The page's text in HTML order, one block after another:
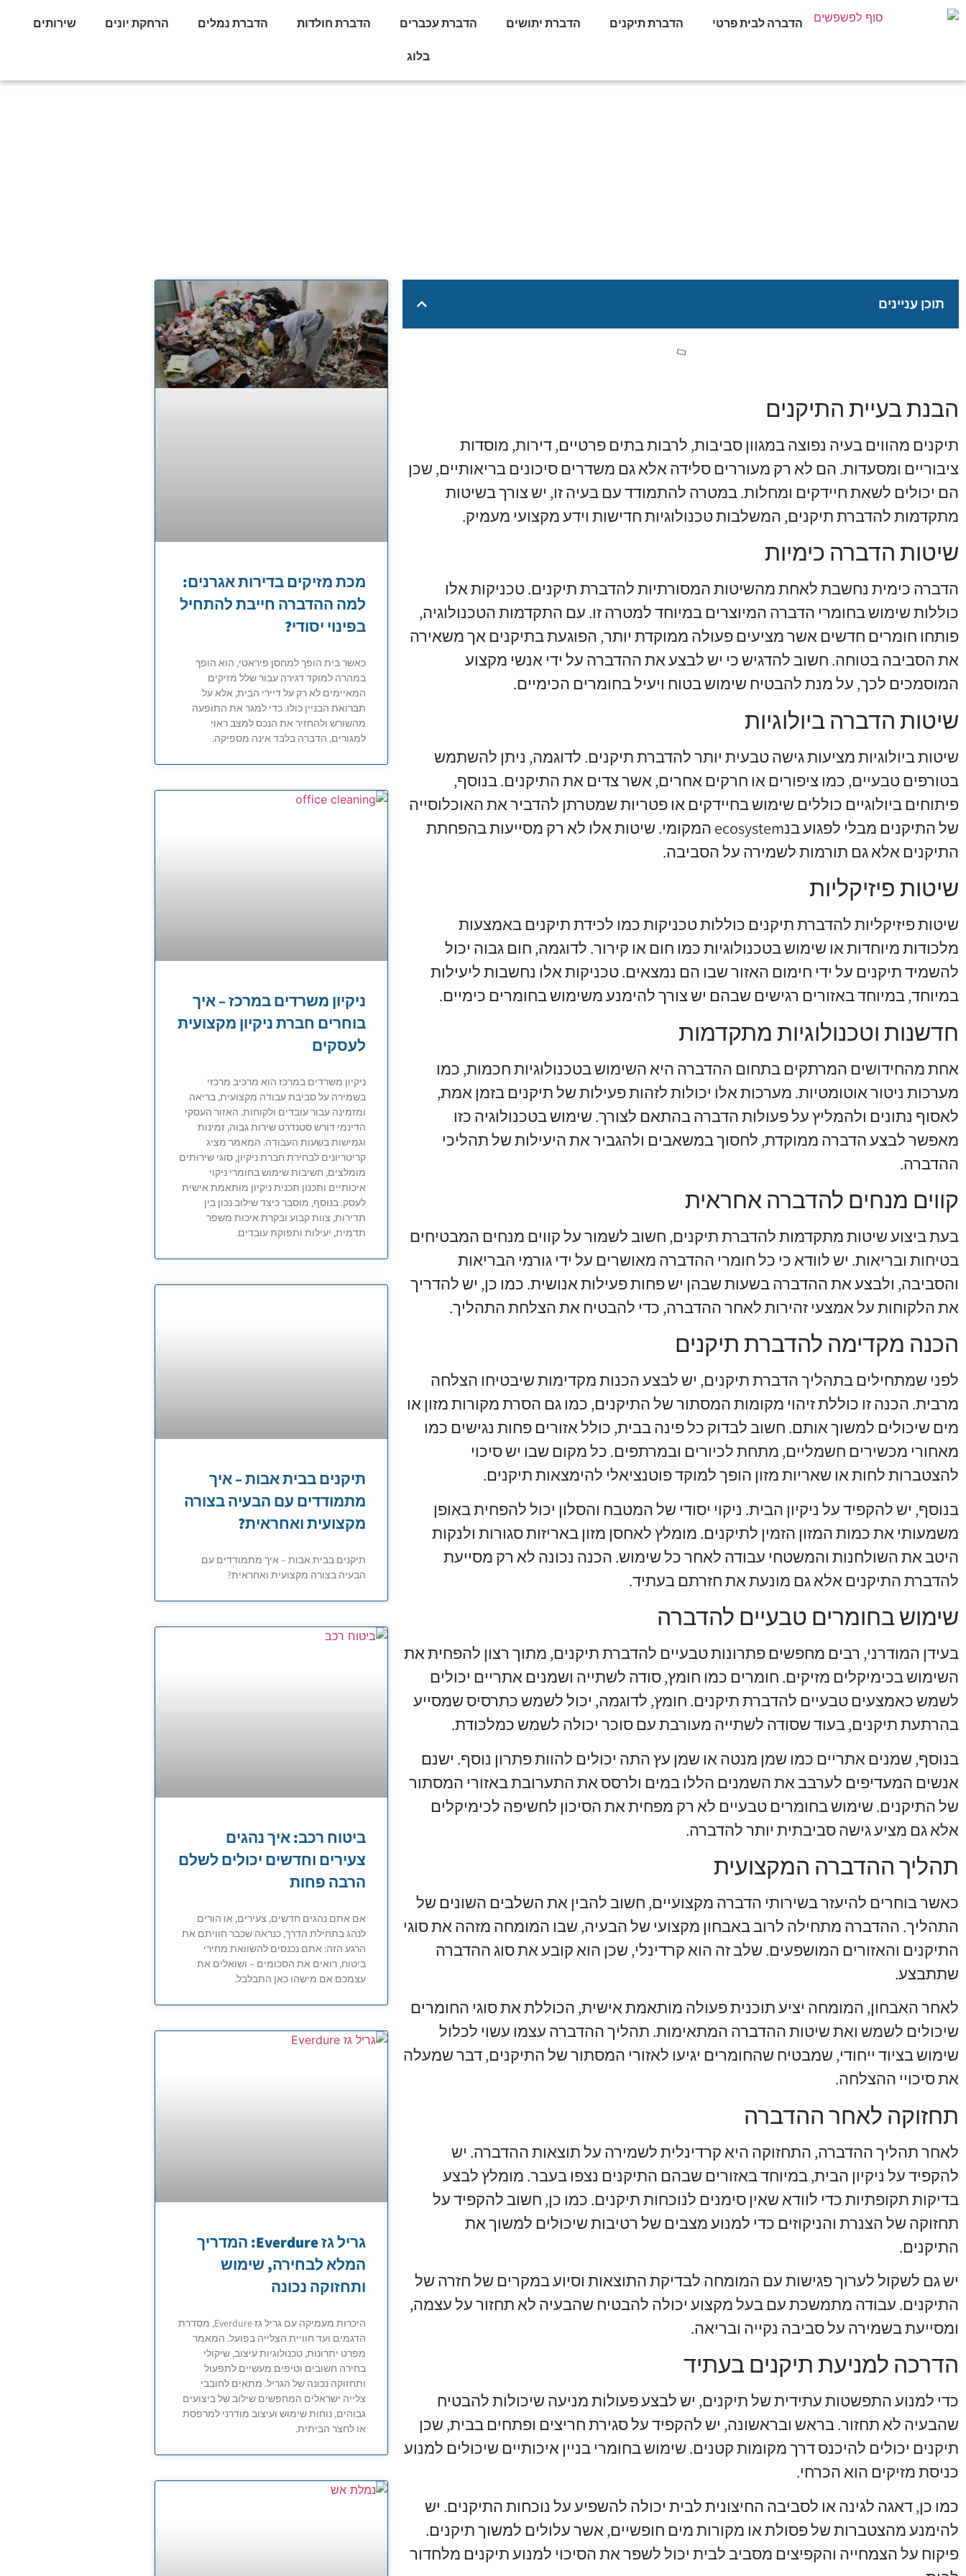
הדברה לבית פרטי הדברת תיקנים הדברת יתושים הדברת עכברים הדברת חולדות הדברת נמלים הרחקת יונים שירותים
בלוג
תוכן עניינים
הבנת בעיית התיקנים
תיקנים מהווים בעיה נפוצה במגוון סביבות, לרבות בתים פרטיים, דירות, מוסדות
ציבוריים ומסעדות. הם לא רק מעוררים סלידה אלא גם משדרים סיכונים בריאותיים, שכן
הם יכולים לשאת חיידקים ומחלות. במטרה להתמודד עם בעיה זו, יש צורך בשיטות
מתקדמות להדברת תיקנים, המשלבות טכנולוגיות חדישות וידע מקצועי מעמיק.
שיטות הדברה כימיות
הדברה כימית נחשבת לאחת מהשיטות המסורתיות להדברת תיקנים. טכניקות אלו
כוללות שימוש בחומרי הדברה המיוצרים במיוחד למטרה זו. עם התקדמות הטכנולוגיה,
פותחו חומרים חדשים אשר מציעים פעולה ממוקדת יותר, הפוגעת בתיקנים אך משאירה
את הסביבה בטוחה. חשוב להדגיש כי יש לבצע את ההדברה על ידי אנשי מקצוע
המוסמכים לכך, על מנת להבטיח שימוש בטוח ויעיל בחומרים הכימיים.
שיטות הדברה ביולוגיות
שיטות ביולוגיות מציעות גישה טבעית יותר להדברת תיקנים. לדוגמה, ניתן להשתמש
בטורפים טבעיים, כמו ציפורים או חרקים אחרים, אשר צדים את התיקנים. בנוסף,
פיתוחים ביולוגיים כוללים שימוש בחיידקים או פטריות שמטרתן להדביר את האוכלוסייה
של התיקנים מבלי לפגוע בנecosystem המקומי. שיטות אלו לא רק מסייעות בהפחתת
התיקנים אלא גם תורמות לשמירה על הסביבה.
שיטות פיזיקליות
שיטות פיזיקליות להדברת תיקנים כוללות טכניקות כמו לכידת תיקנים באמצעות
מלכודות מיוחדות או שימוש בטכנולוגיות כמו חום או קירור. לדוגמה, חום גבוה יכול
להשמיד תיקנים על ידי חימום האזור שבו הם נמצאים. טכניקות אלו נחשבות ליעילות
במיוחד, במיוחד באזורים רגישים שבהם יש צורך להימנע משימוש בחומרים כימיים.
חדשנות וטכנולוגיות מתקדמות
אחת מהחידושים המרתקים בתחום ההדברה היא השימוש בטכנולוגיות חכמות, כמו
מערכות ניטור אוטומטיות. מערכות אלו יכולות לזהות פעילות של תיקנים בזמן אמת,
לאסוף נתונים ולהמליץ על פעולות הדברה בהתאם לצורך. שימוש בטכנולוגיה כזו
מאפשר לבצע הדברה ממוקדת, לחסוך במשאבים ולהגביר את היעילות של תהליכי
ההדברה.
קווים מנחים להדברה אחראית
בעת ביצוע שיטות מתקדמות להדברת תיקנים, חשוב לשמור על קווים מנחים המבטיחים
בטיחות ובריאות. יש לוודא כי כל חומרי ההדברה מאושרים על ידי גורמי הבריאות
והסביבה, ולבצע את ההדברה בשעות שבהן יש פחות פעילות אנושית. כמו כן, יש להדריך
את הלקוחות על אמצעי זהירות לאחר ההדברה, כדי להבטיח את הצלחת התהליך.
הכנה מקדימה להדברת תיקנים
לפני שמתחילים בתהליך הדברת תיקנים, יש לבצע הכנות מקדימות שיבטיחו הצלחה
מרבית. הכנה זו כוללת זיהוי מקומות המסתור של התיקנים, כמו גם הסרת מקורות מזון או
מים שיכולים למשוך אותם. חשוב לבדוק כל פינה בבית, כולל אזורים פחות נגישים כמו
מאחורי מכשירים חשמליים, מתחת לכיורים ובמרתפים. כל מקום שבו יש סיכוי
להצטברות לחות או שאריות מזון הופך למוקד פוטנציאלי להימצאות תיקנים.
בנוסף, יש להקפיד על ניקיון הבית. ניקוי יסודי של המטבח והסלון יכול להפחית באופן
משמעותי את כמות המזון הזמין לתיקנים. מומלץ לאחסן מזון באריזות סגורות ולנקות
היטב את השולחנות והמשטחי עבודה לאחר כל שימוש. הכנה נכונה לא רק מסייעת
להדברת התיקנים אלא גם מונעת את חזרתם בעתיד.
שימוש בחומרים טבעיים להדברה
בעידן המודרני, רבים מחפשים פתרונות טבעיים להדברת תיקנים, מתוך רצון להפחית את
השימוש בכימיקלים מזיקים. חומרים כמו חומץ, סודה לשתייה ושמנים אתריים יכולים
לשמש כאמצעים טבעיים להדברת תיקנים. חומץ, לדוגמה, יכול לשמש כתרסיס שמסייע
בהרתעת תיקנים, בעוד שסודה לשתייה מעורבת עם סוכר יכולה לשמש כמלכודת.
בנוסף, שמנים אתריים כמו שמן מנטה או שמן עץ התה יכולים להוות פתרון נוסף. ישנם
אנשים המעדיפים לערבב את השמנים הללו במים ולרסס את התערובת באזורי המסתור
של התיקנים. שימוש בחומרים טבעיים לא רק מפחית את הסיכון לחשיפה לכימיקלים
אלא גם מציע גישה סביבתית יותר להדברה.
תהליך ההדברה המקצועית
כאשר בוחרים להיעזר בשירותי הדברה מקצועיים, חשוב להבין את השלבים השונים של
התהליך. ההדברה מתחילה לרוב באבחון מקצועי של הבעיה, שבו המומחה מזהה את סוגי
התיקנים והאזורים המושפעים. שלב זה הוא קרדינלי, שכן הוא קובע את סוג ההדברה
שתתבצע.
לאחר האבחון, המומחה יציע תוכנית פעולה מותאמת אישית, הכוללת את סוגי החומרים
שיכולים לשמש ואת שיטות ההדברה המתאימות. תהליך ההדברה עצמו עשוי לכלול
שימוש בציוד ייחודי, שמבטיח שהחומרים יגיעו לאזורי המסתור של התיקנים, דבר שמעלה
את סיכויי ההצלחה.
תחזוקה לאחר ההדברה
לאחר תהליך ההדברה, התחזוקה היא קרדינלית לשמירה על תוצאות ההדברה. יש
להקפיד על ניקיון הבית, במיוחד באזורים שבהם התיקנים נצפו בעבר. מומלץ לבצע
בדיקות תקופתיות כדי לוודא שאין סימנים לנוכחות תיקנים. כמו כן, חשוב להקפיד על
תחזוקה של הצנרת והניקוזים כדי למנוע מצבים של רטיבות שיכולים למשוך את
התיקנים.
יש גם לשקול לערוך פגישות עם המומחה לבדיקת התוצאות וסיוע במקרים של חזרה של
התיקנים. עבודה מתמשכת עם בעל מקצוע יכולה להבטיח שהבעיה לא תחזור על עצמה,
ומסייעת בשמירה על סביבה נקייה ובריאה.
הדרכה למניעת תיקנים בעתיד
כדי למנוע התפשטות עתידית של תיקנים, יש לבצע פעולות מניעה שיכולות להבטיח
שהבעיה לא תחזור. בראש ובראשונה, יש להקפיד על סגירת חריצים ופתחים בבית, שכן
תיקנים יכולים להיכנס דרך מקומות קטנים. שימוש בחומרי בניין איכותיים שיכולים למנוע
כניסת מזיקים הוא הכרחי.
כמו כן, דאגה לגינה או לסביבה החיצונית לבית יכולה להשפיע על נוכחות התיקנים. יש
להימנע מהצטברות של פסולת או מקורות מים חופשיים, אשר עלולים למשוך תיקנים.
פיקוח על הצמחייה והקפיצים מסביב לבית יכול לשפר את הסיכוי למנוע תיקנים מלחדור
מכת מזיקים בדירות אגרנים:
למה ההדברה חייבת להתחיל
בפינוי יסודי?
כאשר בית הופך למחסן פיראטי, הוא הופך
במהרה למוקד דגירה עבור שלל מזיקים
המאיימים לא רק על דיירי הבית, אלא על
תברואת הבניין כולו. כדי למגר את התופעה
מהשורש ולהחזיר את הנכס למצב ראוי
למגורים, הדברה בלבד אינה מספיקה.
ניקיון משרדים במרכז – איך
בוחרים חברת ניקיון מקצועית
לעסקים
ניקיון משרדים במרכז הוא מרכיב מרכזי
בשמירה על סביבת עבודה מקצועית, בריאה
ומזמינה עבור עובדים ולקוחות. האזור העסקי
הדינמי דורש סטנדרט שירות גבוה, זמינות
וגמישות בשעות העבודה. המאמר מציג
קריטריונים לבחירת חברת ניקיון, סוגי שירותים
מומלצים, חשיבות שימוש בחומרי ניקוי
איכותיים ותכנון תכנית ניקיון מותאמת אישית
לעסק. בנוסף, מוסבר כיצד שילוב נכון בין
תדירות, צוות קבוע ובקרת איכות משפר
תדמית, יעילות ותפוקת עובדים.
תיקנים בבית אבות – איך
מתמודדים עם הבעיה בצורה
מקצועית ואחראית?
תיקנים בבית אבות – איך מתמודדים עם
הבעיה בצורה מקצועית ואחראית?
ביטוח רכב: איך נהגים
צעירים וחדשים יכולים לשלם
הרבה פחות
אם אתם נהגים חדשים, צעירים, או הורים
לנהג בתחילת הדרך, כנראה שכבר חוויתם את
הרגע הזה: אתם נכנסים להשוואת מחירי
ביטוח, רואים את הסכומים – ושואלים את
עצמכם אם מישהו כאן התבלבל.
גריל גז Everdure: המדריך
המלא לבחירה, שימוש
ותחזוקה נכונה
היכרות מעמיקה עם גריל גז Everdure, מסדרת
הדגמים ועד חוויית הצלייה בפועל. המאמר
מפרט יתרונות, טכנולוגיות עיצוב, שיקולי
בחירה חשובים וטיפים מעשיים לתפעול
ותחזוקה נכונה של הגריל. מתאים לחובבי
צלייה ישראלים המחפשים שילוב של ביצועים
גבוהים, נוחות שימוש ועיצוב מודרני למרפסת
או לחצר הביתית.